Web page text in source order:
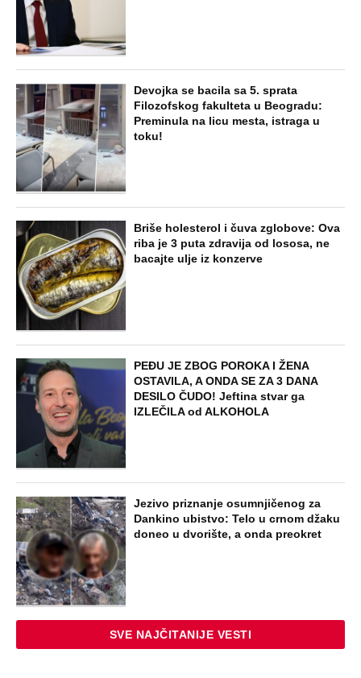
Devojka se bacila sa 5. sprata
Filozofskog fakulteta u Beogradu:
Preminula na licu mesta, istraga u
toku!
Briše holesterol i čuva zglobove: Ova
riba je 3 puta zdravija od lososa, ne
bacajte ulje iz konzerve
PEĐU JE ZBOG POROKA I ŽENA
OSTAVILA, A ONDA SE ZA 3 DANA
DESILO ČUDO! Jeftina stvar ga
IZLEČILA od ALKOHOLA
Jezivo priznanje osumnjičenog za
Dankino ubistvo: Telo u crnom džaku
doneo u dvorište, a onda preokret
SVE NAJČITANIJE VESTI